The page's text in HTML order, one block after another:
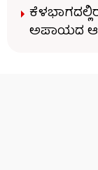
ಅಪಾಯದ